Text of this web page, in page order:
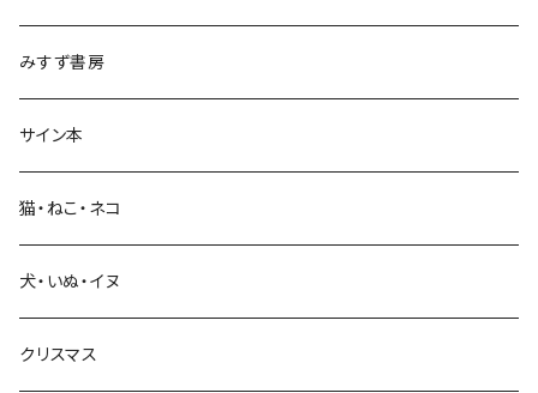
生活・暮らし
芸術・絵画・写真
みすず書房
サイン本
猫・ねこ・ネコ
犬・いぬ・イヌ
クリスマス